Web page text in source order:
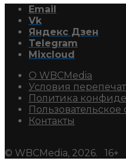
Email
Vk
Яндекс Дзен
Telegram
Mixcloud
О WBCMedia
Условия
Политика
Контакты
© WBCMedia, 2026. 16+